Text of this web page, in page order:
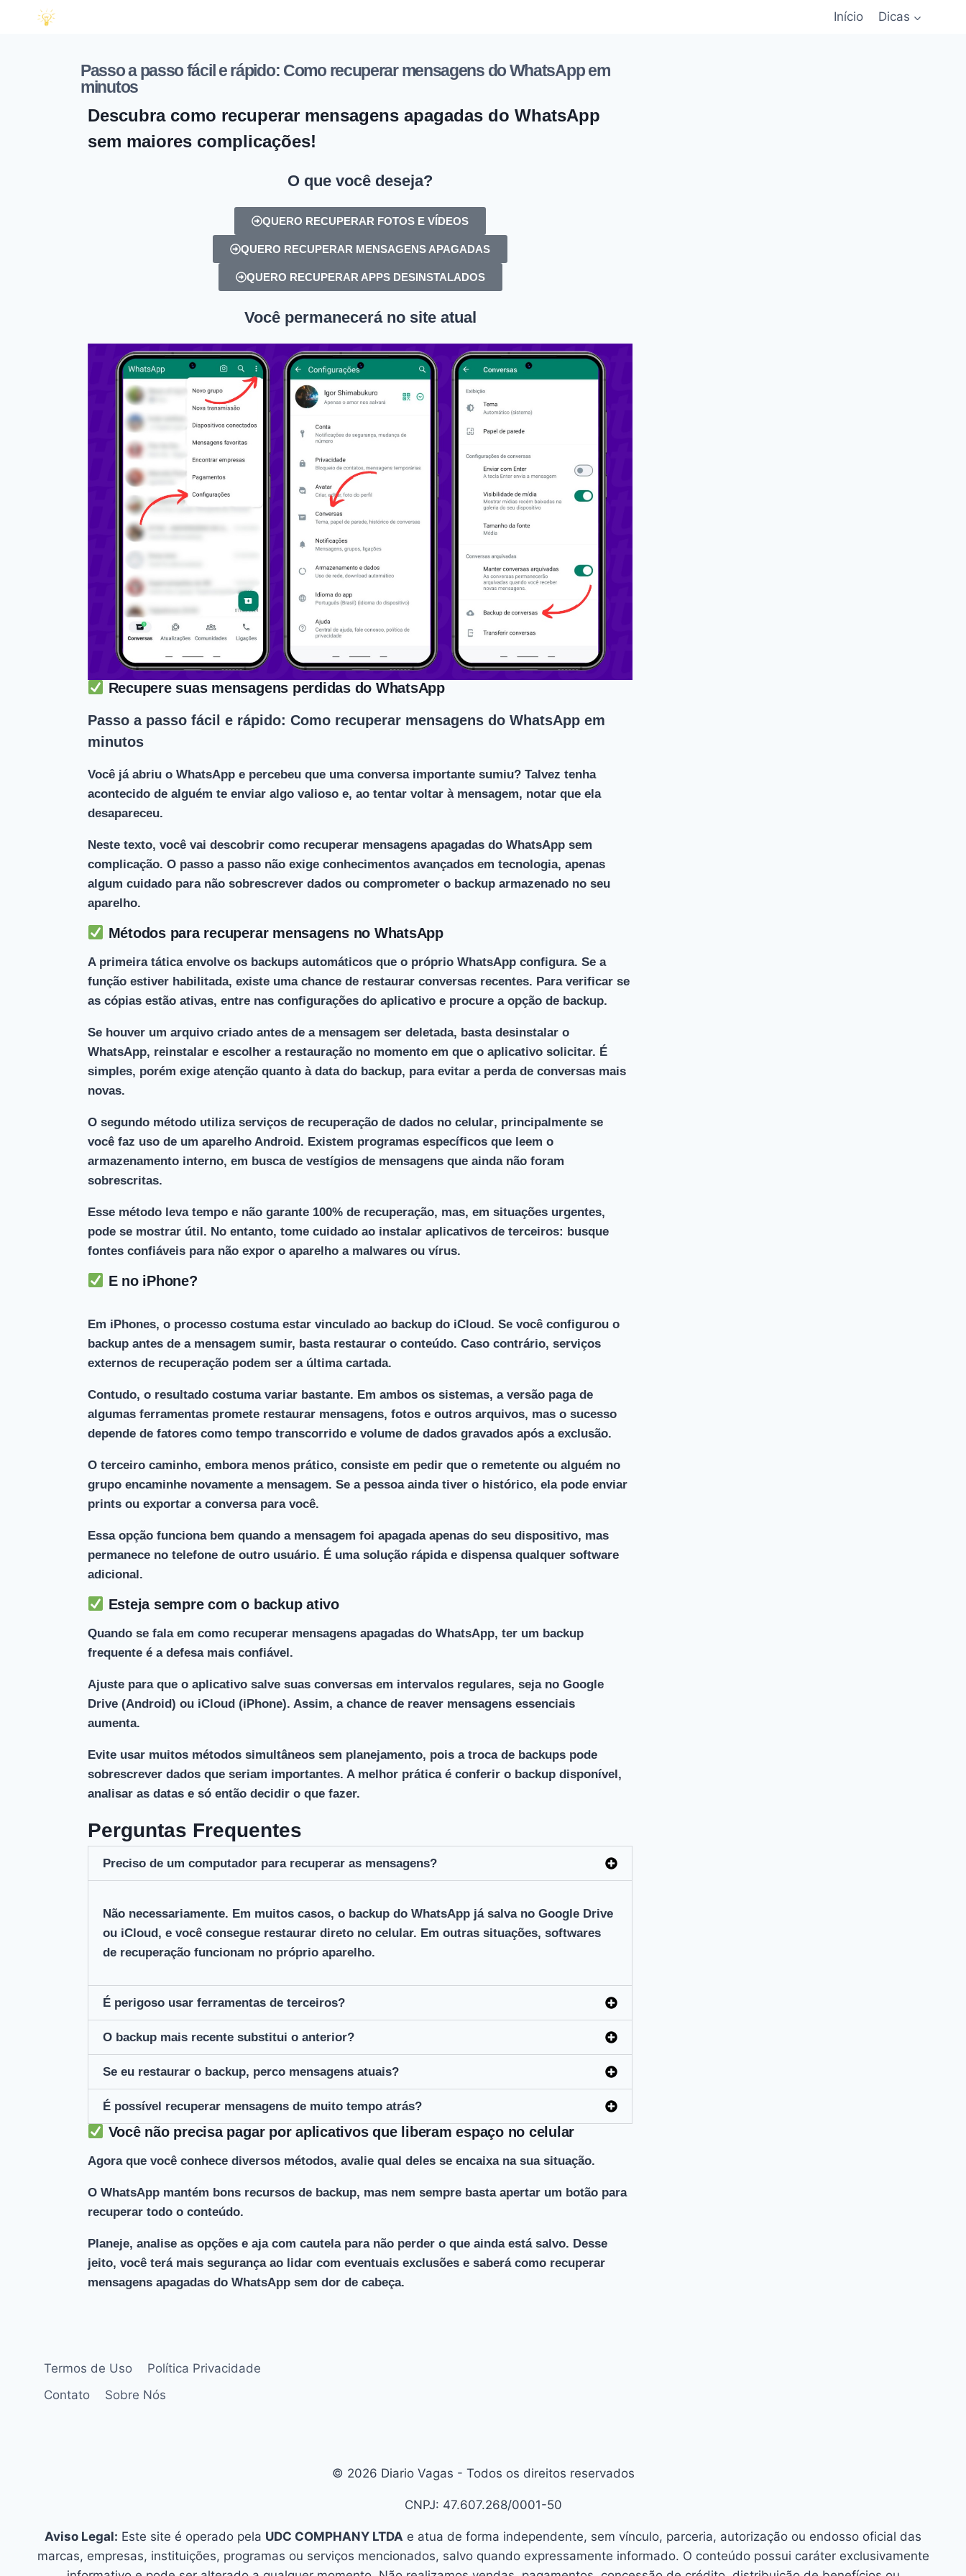
Início Dicas
Passo a passo fácil e rápido: Como recuperar mensagens do WhatsApp em
minutos
Descubra como recuperar mensagens apagadas do WhatsApp
sem maiores complicações!
O que você deseja?
QUERO RECUPERAR FOTOS E VÍDEOS
QUERO RECUPERAR MENSAGENS APAGADAS
QUERO RECUPERAR APPS DESINSTALADOS
Você permanecerá no site atual
Recupere suas mensagens perdidas do WhatsApp
Passo a passo fácil e rápido: Como recuperar mensagens do WhatsApp em
minutos
Você já abriu o WhatsApp e percebeu que uma conversa importante sumiu? Talvez tenha
acontecido de alguém te enviar algo valioso e, ao tentar voltar à mensagem, notar que ela
desapareceu.
Neste texto, você vai descobrir como recuperar mensagens apagadas do WhatsApp sem
complicação. O passo a passo não exige conhecimentos avançados em tecnologia, apenas
algum cuidado para não sobrescrever dados ou comprometer o backup armazenado no seu
aparelho.
Métodos para recuperar mensagens no WhatsApp
A primeira tática envolve os backups automáticos que o próprio WhatsApp configura. Se a
função estiver habilitada, existe uma chance de restaurar conversas recentes. Para verificar se
as cópias estão ativas, entre nas configurações do aplicativo e procure a opção de backup.
Se houver um arquivo criado antes de a mensagem ser deletada, basta desinstalar o
WhatsApp, reinstalar e escolher a restauração no momento em que o aplicativo solicitar. É
simples, porém exige atenção quanto à data do backup, para evitar a perda de conversas mais
novas.
O segundo método utiliza serviços de recuperação de dados no celular, principalmente se
você faz uso de um aparelho Android. Existem programas específicos que leem o
armazenamento interno, em busca de vestígios de mensagens que ainda não foram
sobrescritas.
Esse método leva tempo e não garante 100% de recuperação, mas, em situações urgentes,
pode se mostrar útil. No entanto, tome cuidado ao instalar aplicativos de terceiros: busque
fontes confiáveis para não expor o aparelho a malwares ou vírus.
E no iPhone?
Em iPhones, o processo costumaestar vinculado ao backup do iCloud . Se você configurou o
backup antes de a mensagem sumir, basta restaurar o conteúdo. Caso contrário, serviços
externos de recuperação podem ser a última cartada.
Contudo, o resultado costuma variar bastante. Em ambos os sistemas, a versão paga de
algumas ferramentas promete restaurar mensagens, fotos e outros arquivos, mas o sucesso
depende de fatores como tempo transcorrido e volume de dados gravados após a exclusão.
O terceiro caminho, embora menos prático, consiste em pedir que o remetente ou alguém no
grupo encaminhe novamente a mensagem. Se a pessoa ainda tiver o histórico, ela pode enviar
prints ou exportar a conversa para você.
Essa opção funciona bem quando a mensagem foi apagada apenas do seu dispositivo, mas
permanece no telefone de outro usuário. É uma solução rápida e dispensa qualquer software
adicional.
Esteja sempre com o backup ativo
Quando se fala em como recuperar mensagens apagadas do WhatsApp, ter um backup
frequente é a defesa mais confiável.
Ajuste para que o aplicativo salve suas conversas em intervalos regulares, seja no Google
Drive (Android) ou iCloud (iPhone). Assim, a chance de reaver mensagens essenciais
aumenta.
Evite usar muitos métodos simultâneos sem planejamento, pois a troca de backups pode
sobrescrever dados que seriam importantes. A melhor prática é conferir o backup disponível,
analisar as datas e só então decidir o que fazer.
Perguntas Frequentes
Preciso de um computador para recuperar as mensagens?
Não necessariamente. Em muitos casos, o backup do WhatsApp já salva no Google Drive
ou iCloud, e você consegue restaurar direto no celular. Em outras situações, softwares
de recuperação funcionam no próprio aparelho.
É perigoso usar ferramentas de terceiros?
O backup mais recente substitui o anterior?
Se eu restaurar o backup, perco mensagens atuais?
É possível recuperar mensagens de muito tempo atrás?
Você não precisa pagar por aplicativos que liberam espaço no celular
Agora que você conhece diversos métodos, avalie qual deles se encaixa na sua situação.
O WhatsApp mantém bons recursos de backup, mas nem sempre basta apertar um botão para
recuperar todo o conteúdo.
Planeje, analise as opções e aja com cautela para não perder o que ainda está salvo. Desse
jeito, você terá mais segurança ao lidar com eventuais exclusões e saberá como recuperar
mensagens apagadas do WhatsApp sem dor de cabeça.
Termos de Uso
Política Privacidade
Contato
Sobre Nós
© 2026 Diario Vagas - Todos os direitos reservados
CNPJ: 47.607.268/0001-50
Aviso Legal: Este site é operado pela UDC COMPHANY LTDA e atua de forma independente, sem vínculo, parceria, autorização ou endosso oficial das
marcas, empresas, instituições, programas ou serviços mencionados, salvo quando expressamente informado. O conteúdo possui caráter exclusivamente